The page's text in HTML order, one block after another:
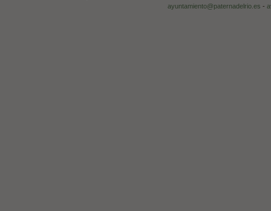
ayuntamiento@paternadelrio.es -